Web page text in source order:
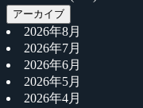
アーカイブ
2026年8月
2026年7月
2026年6月
2026年5月
2026年4月